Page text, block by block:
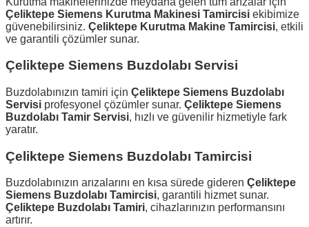
Çeliktepe Siemens Kurutma Makinesi Tamircisi ekibimize
güvenebilirsiniz. Çeliktepe Kurutma Makine Tamircisi, etkili
ve garantili çözümler sunar.
Çeliktepe Siemens Buzdolabı Servisi
Buzdolabınızın tamiri için Çeliktepe Siemens Buzdolabı
Servisi profesyonel çözümler sunar. Çeliktepe Siemens
Buzdolabı Tamir Servisi, hızlı ve güvenilir hizmetiyle fark
yaratır.
Çeliktepe Siemens Buzdolabı Tamircisi
Buzdolabınızın arızalarını en kısa sürede gideren Çeliktepe
Siemens Buzdolabı Tamircisi, garantili hizmet sunar.
Çeliktepe Buzdolabı Tamiri, cihazlarınızın performansını
artırır.